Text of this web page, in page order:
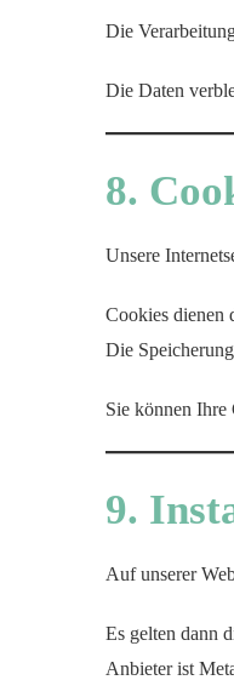
Die
Die Daten
8.
Unsere
Cookies dienen
Die
Sie können Ihre
9.
Auf unserer
Es gelten dann
Anbieter ist